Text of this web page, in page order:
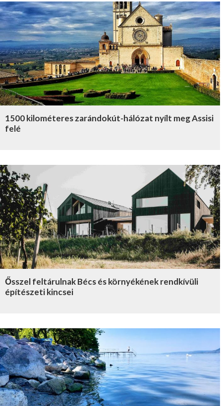
1500 kilométeres zarándokút-hálózat nyílt meg Assisi
felé
Ősszel feltárulnak Bécs és környékének rendkívüli
építészeti kincsei